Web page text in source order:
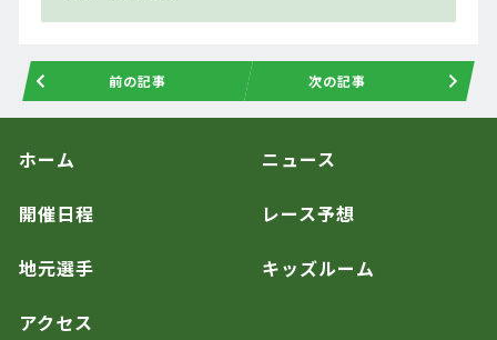
前の記事 次の記事
ホーム ニュース
開催日程 レース予想
地元選手 キッズルーム
アクセス